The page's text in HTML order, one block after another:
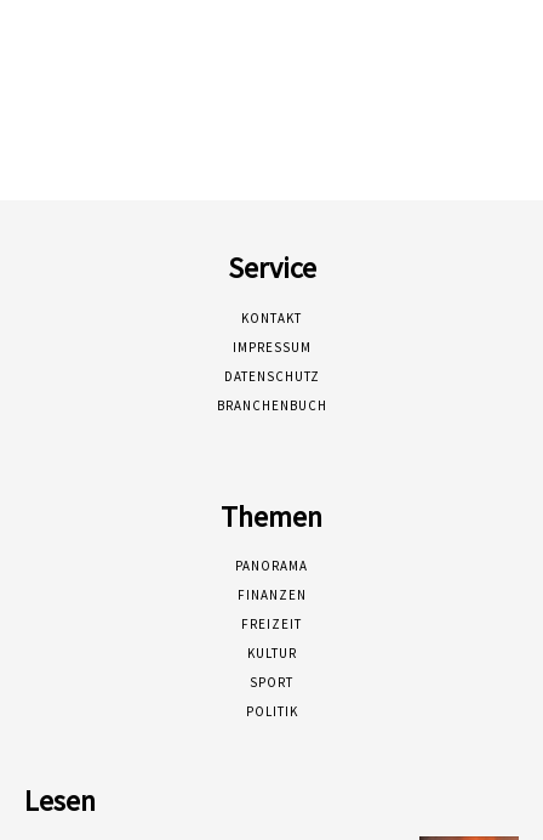
Service
KONTAKT
IMPRESSUM
DATENSCHUTZ
BRANCHENBUCH
Themen
PANORAMA
FINANZEN
FREIZEIT
KULTUR
SPORT
POLITIK
Lesen